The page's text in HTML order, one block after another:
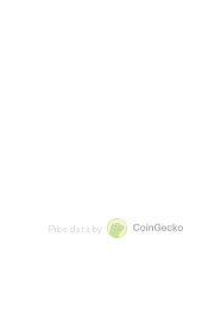
Price data by